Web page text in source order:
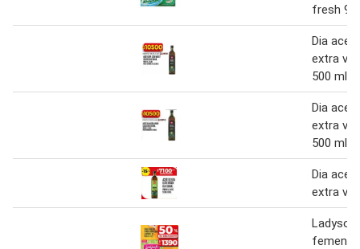
fresh 90
Dia
extra
500 ml
Dia
extra
500 ml
Dia
extra